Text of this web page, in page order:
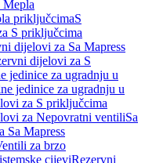
Mepla
priključcimaS
S priključcima
dijelovi za Sa Mapress
dijelovi za S
jedinice za ugradnju u
jedinice za ugradnju u
za S priključcima
za Nepovratni ventiliSa
Sa Mapress
za brzo
cijeviRezervni